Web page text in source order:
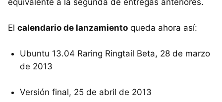
El calendario de lanzamiento queda ahora así:
Ubuntu 13.04 Raring Ringtail Beta, 28 de marzo
de 2013
Versión final, 25 de abril de 2013